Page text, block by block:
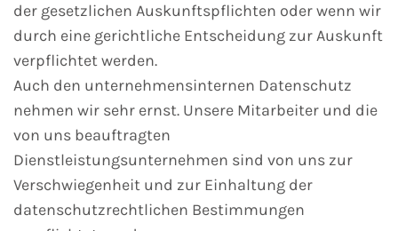
der gesetzlichen Auskunftspflichten oder wenn wir
durch eine gerichtliche Entscheidung zur Auskunft
verpflichtet werden.
Auch den unternehmensinternen Datenschutz
nehmen wir sehr ernst. Unsere Mitarbeiter und die
von uns beauftragten
Dienstleistungsunternehmen sind von uns zur
Verschwiegenheit und zur Einhaltung der
datenschutzrechtlichen Bestimmungen